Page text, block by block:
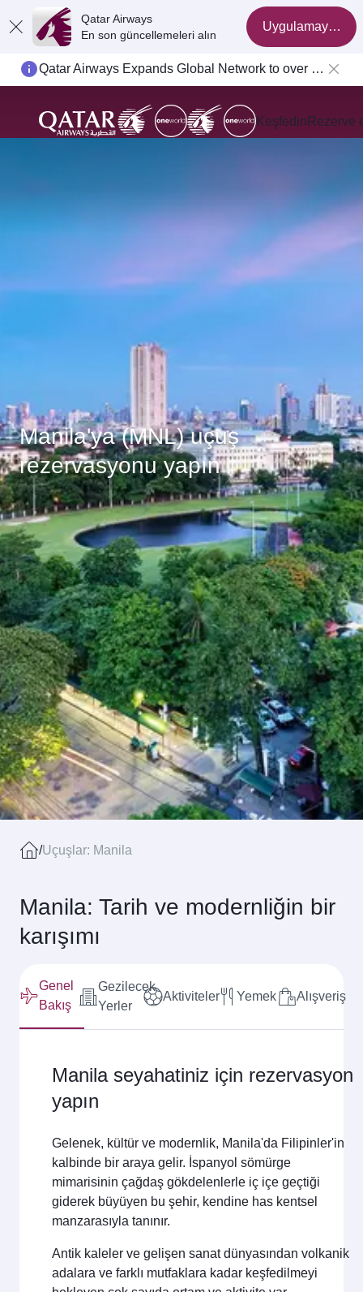
Qatar Airways
En son güncellemeleri alın
Uygulamaya
Passengers flying between Doha and Auckland on QR914 and QR915
Keşfedin Rezerve
Manila'ya (MNL) uçuş
rezervasyonu yapın
/Uçuşlar: Manila
Manila: Tarih ve modernliğin bir
karışımı
Genel
Bakış
Gezilecek
Yerler
Aktiviteler Yemek Alışveriş
Manila seyahatiniz için rezervasyon
yapın
Gelenek, kültür ve modernlik, Manila'da Filipinler'in
kalbinde bir araya gelir. İspanyol sömürge
mimarisinin çağdaş gökdelenlerle iç içe geçtiği
giderek büyüyen bu şehir, kendine has kentsel
manzarasıyla tanınır.
Antik kaleler ve gelişen sanat dünyasından volkanik
adalara ve farklı mutfaklara kadar keşfedilmeyi